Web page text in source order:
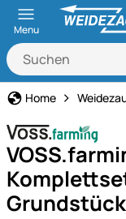
Menu
Home